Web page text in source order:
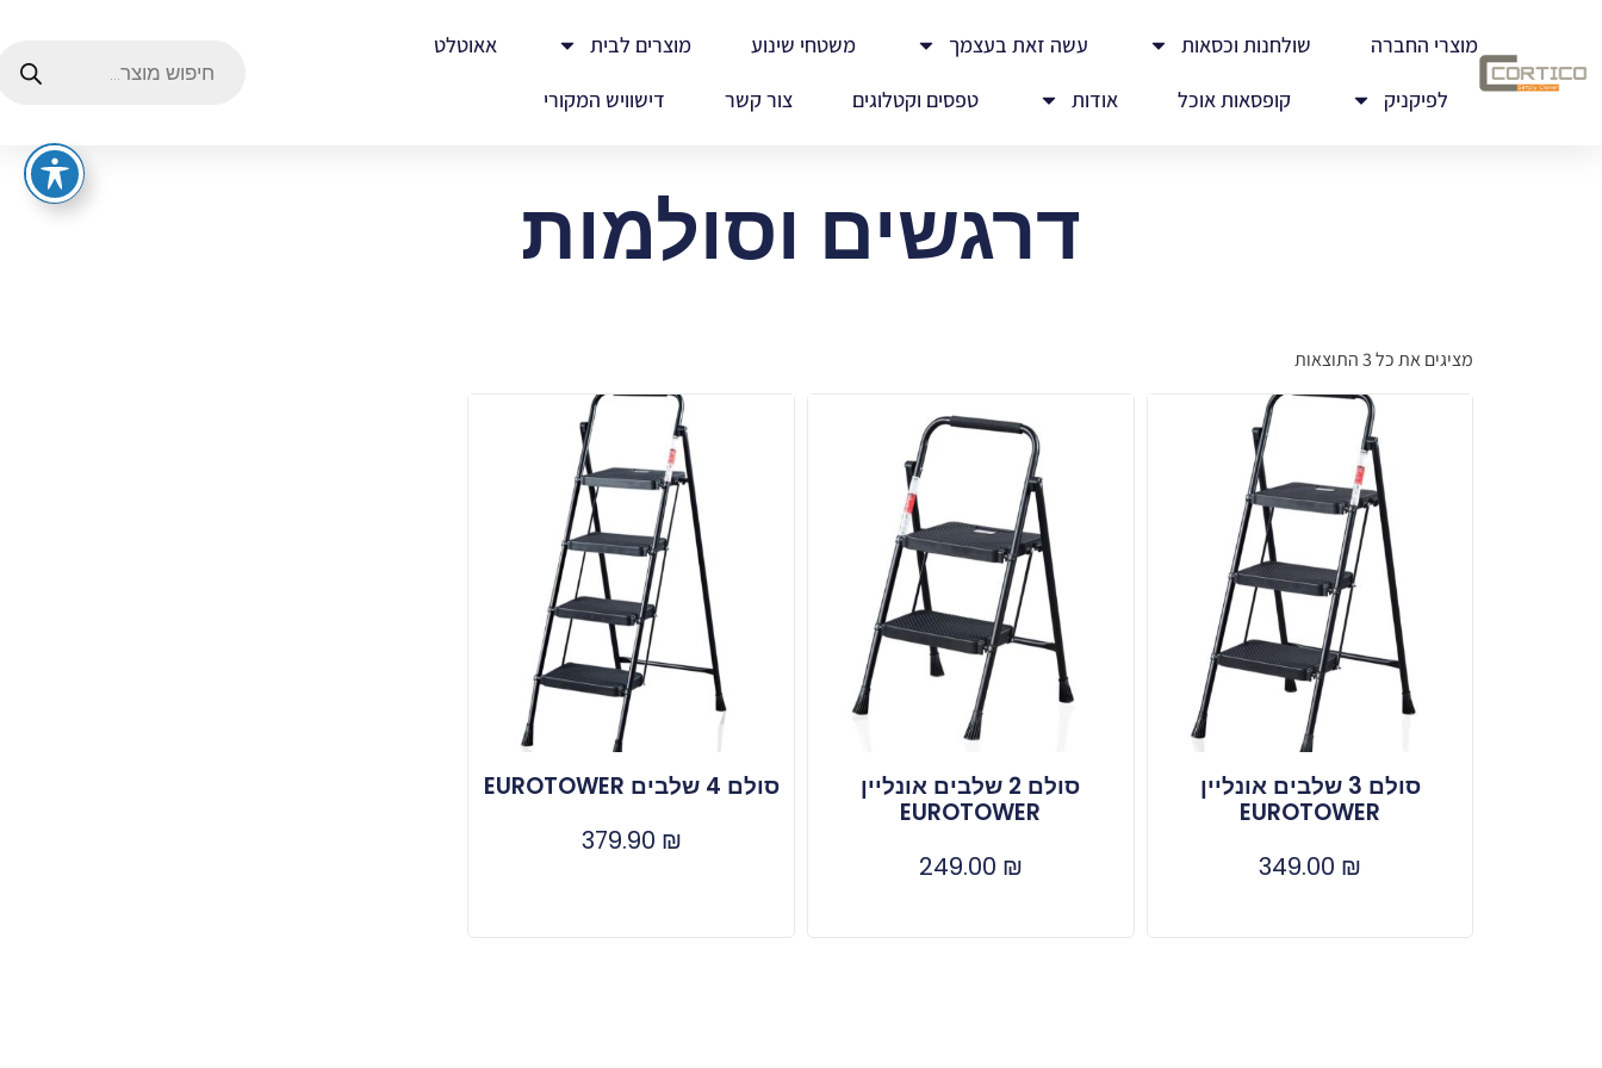
מוצרי החברה שולחנות וכסאות עשה זאת בעצמך משטחי שינוע מוצרים לבית
אאוטלט
לפיקניק
קופסאות אוכל אודות טפסים וקטלוגים צור קשר דישוויש המקורי
דרגשים וסולמות
מציגים את כל ⁦3⁩ התוצאות
סולם 3 שלבים אונליין
EUROTOWER
349.00 ₪
סולם 2 שלבים אונליין
EUROTOWER
249.00 ₪
סולם 4 שלבים EUROTOWER
379.90 ₪